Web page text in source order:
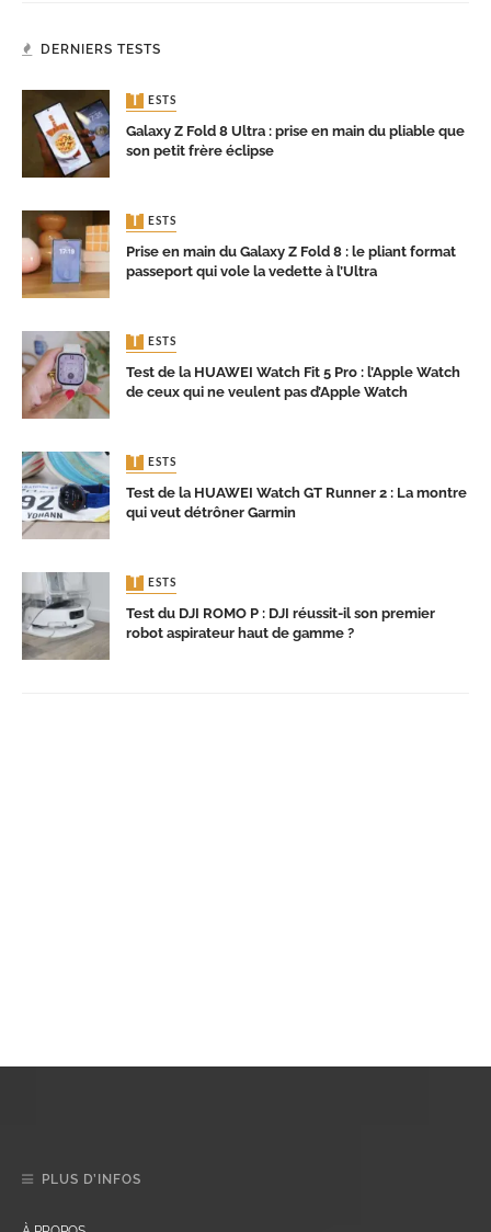
DERNIERS TESTS
TESTS
Galaxy Z Fold 8 Ultra : prise en main du pliable que
son petit frère éclipse
TESTS
Prise en main du Galaxy Z Fold 8 : le pliant format
passeport qui vole la vedette à l’Ultra
TESTS
Test de la HUAWEI Watch Fit 5 Pro : l’Apple Watch
de ceux qui ne veulent pas d’Apple Watch
TESTS
Test de la HUAWEI Watch GT Runner 2 : La montre
qui veut détrôner Garmin
TESTS
Test du DJI ROMO P : DJI réussit-il son premier
robot aspirateur haut de gamme ?
PLUS D’INFOS